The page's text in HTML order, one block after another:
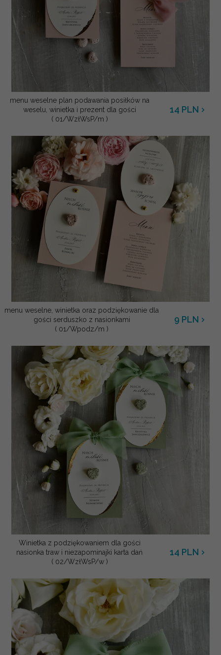
menu weselne plan podawania posiłków na
weselu, winietka i prezent dla gości
( 01/WzłWsP/m )
14 PLN
menu weselne, winietka oraz podziękowanie dla
gości serduszko z nasionkami
( 01/Wpodz/m )
9 PLN
Winietka z podziękowaniem dla gości
nasionka traw i niezapominajki karta dań
( 02/WzłWsP/w )
14 PLN